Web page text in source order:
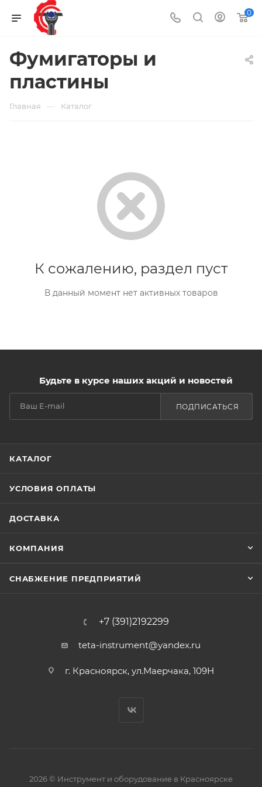
0
Фумигаторы и
пластины
Главная — Каталог
К сожалению, раздел пуст
В данный момент нет активных товаров
Будьте в курсе наших акций и новостей
ПОДПИСАТЬСЯ
КАТАЛОГ
УСЛОВИЯ ОПЛАТЫ
ДОСТАВКА
КОМПАНИЯ
СНАБЖЕНИЕ ПРЕДПРИЯТИЙ
+7 (391)2192299
teta-instrument@yandex.ru
г. Красноярск, ул.Маерчака, 109Н
2026 © Инструмент и оборудование в Красноярске